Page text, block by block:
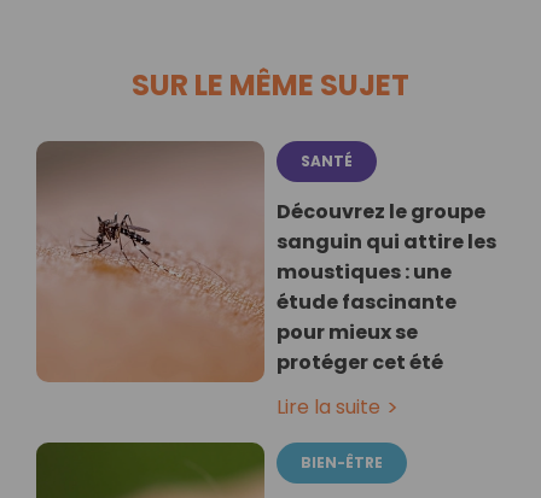
SUR LE MÊME SUJET
SANTÉ
Découvrez le groupe
sanguin qui attire les
moustiques : une
étude fascinante
pour mieux se
protéger cet été
Lire la suite
BIEN-ÊTRE